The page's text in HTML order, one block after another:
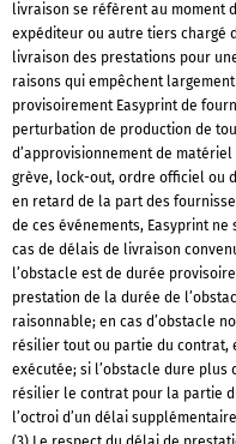
livraison se réfèrent au moment
expéditeur ou autre tiers chargé
livraison des prestations pour
raisons qui empêchent
provisoirement Easyprint de
perturbation de production de
d’approvisionnement de
grève, lock-out, ordre officiel ou
en retard de la part des
de ces événements, Easyprint
cas de délais de livraison
l’obstacle est de durée
prestation de la durée de
raisonnable; en cas d’obstacle
résilier tout ou partie du contrat,
exécutée; si l’obstacle dure plus
résilier le contrat pour la partie
l’octroi d’un délai